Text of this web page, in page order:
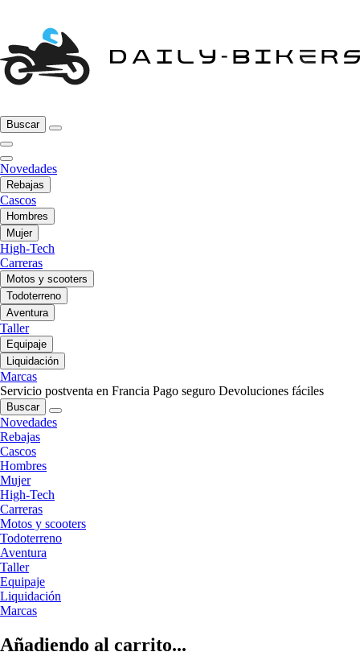
Buscar
Novedades
Rebajas
Cascos
Hombres
Mujer
High-Tech
Carreras
Motos y scooters
Todoterreno
Aventura
Taller
Equipaje
Liquidación
Marcas
Servicio postventa en Francia Pago seguro Devoluciones fáciles
Buscar
Novedades
Rebajas
Cascos
Hombres
Mujer
High-Tech
Carreras
Motos y scooters
Todoterreno
Aventura
Taller
Equipaje
Liquidación
Marcas
Añadiendo al carrito...